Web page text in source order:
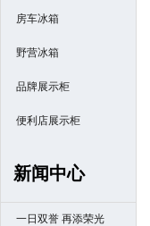
房车冰箱
野营冰箱
品牌展示柜
便利店展示柜
新闻中心
一日双誉 再添荣光